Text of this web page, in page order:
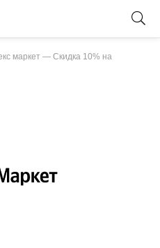
маркет — Скидка 10% на